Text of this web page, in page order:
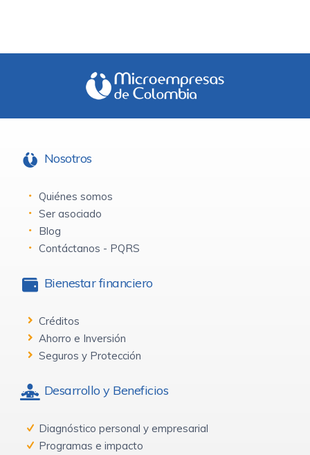
Nosotros
Quiénes somos
Ser asociado
Blog
Contáctanos - PQRS
Bienestar financiero
Créditos
Ahorro e Inversión
Seguros y Protección
Desarrollo y Beneficios
Diagnóstico personal y empresarial
Programas e impacto